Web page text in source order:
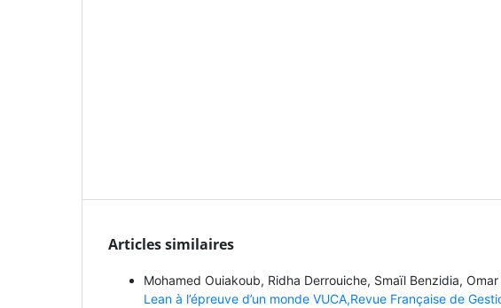
Articles similaires
Mohamed Ouiakoub, Ridha Derrouiche, Smaïl Benzidia, Omar
Lean à l’épreuve d’un monde VUCA,Revue Française de